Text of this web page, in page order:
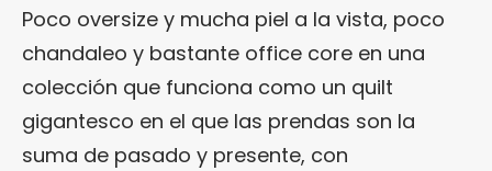
Poco oversize y mucha piel a la vista, poco
chandaleo y bastante office core en una
colección que funciona como un quilt
gigantesco en el que las prendas son la
suma de pasado y presente, con